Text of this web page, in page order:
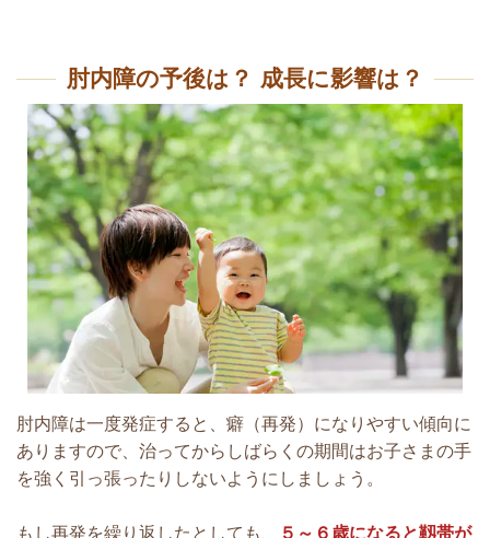
肘内障の予後は？ 成長に影響は？
肘内障は一度発症すると、癖（再発）になりやすい傾向に
ありますので、治ってからしばらくの期間はお子さまの手
を強く引っ張ったりしないようにしましょう。
もし再発を繰り返したとしても、 ５～６歳になると靱帯が